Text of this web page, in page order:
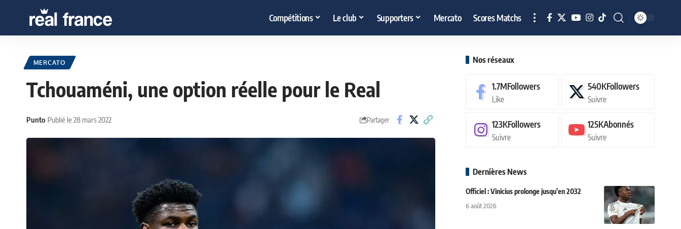
Compétitions Le club Supporters Mercato Scores Matchs
MERCATO
Tchouaméni, une option réelle pour le Real
Punto Publié le 28 mars 2022 Partager
Nos réseaux
1.7MFollowers
Like
540KFollowers
Suivre
123KFollowers
Suivre
125KAbonnés
Suivre
Dernières News
Officiel : Vinicius prolonge jusqu'en 2032
6 août 2026